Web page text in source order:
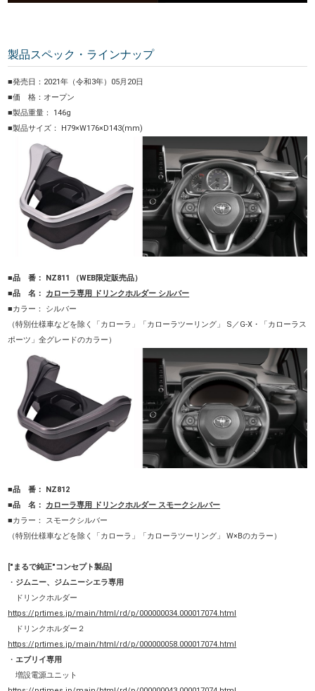
製品スペック・ラインナップ
■発売日： 2021年（令和3年）05月20日
■価 格：オープン
■製品重量： 146g
■製品サイズ： H79×W176×D143(mm)
■品 番： NZ811 （WEB限定販売品）
■品 名： カローラ専用 ドリンクホルダー シルバー
■カラー： シルバー
（特別仕様車などを除く「カローラ」「カローラツーリング」 S／G-X・「カローラス
ポーツ」全グレードのカラー）
■品 番： NZ812
■品 名： カローラ専用 ドリンクホルダー スモークシルバー
■カラー： スモークシルバー
（特別仕様車などを除く「カローラ」「カローラツーリング」 W×Bのカラー ）
["まるで純正"コンセプト製品]
・ ジムニー、ジムニーシエラ専用
ドリンクホルダー
https://prtimes.jp/main/html/rd/p/000000034.000017074.html
ドリンクホルダー２
https://prtimes.jp/main/html/rd/p/000000058.000017074.html
・エブリイ専用
増設電源ユニット